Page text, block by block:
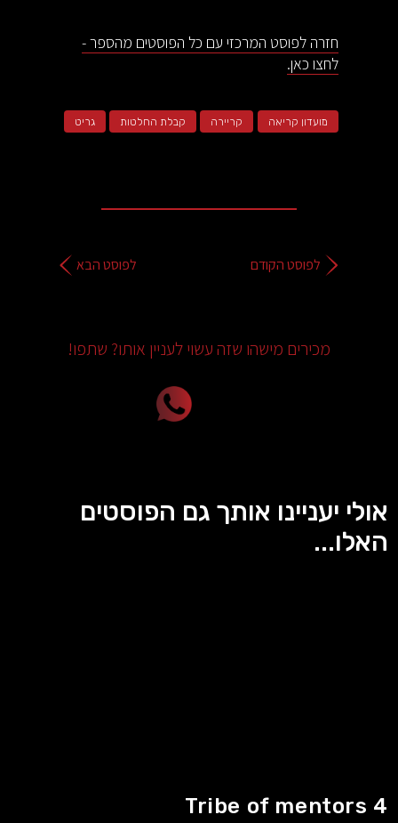
חזרה לפוסט המרכזי עם כל הפוסטים מהספר -
לחצו כאן.
מועדון קריאה קריירה קבלת החלטות גריט
לפוסט הקודם לפוסט הבא
מכירים מישהו שזה עשוי לעניין אותו? שתפו!
אולי יעניינו אותך גם הפוסטים
האלו...
Tribe of mentors 4